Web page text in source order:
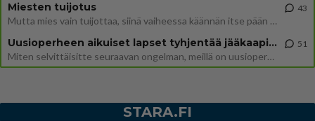
Miesten tuijotus
Mutta mies vain tuijottaa, siinä vaiheessa käännän itse pään pois. Mikä juttu? Yleensä jos joku tuijottaa tai katsoo, hä
43
Uusioperheen aikuiset lapset tyhjentää jääkaapin käydessään
Miten selvittäisitte seuraavan ongelman, meillä on uusioperhe, minulla teini-ikäiset lapset ja puolisolla aikuiset, jotk
51
STARA.FI